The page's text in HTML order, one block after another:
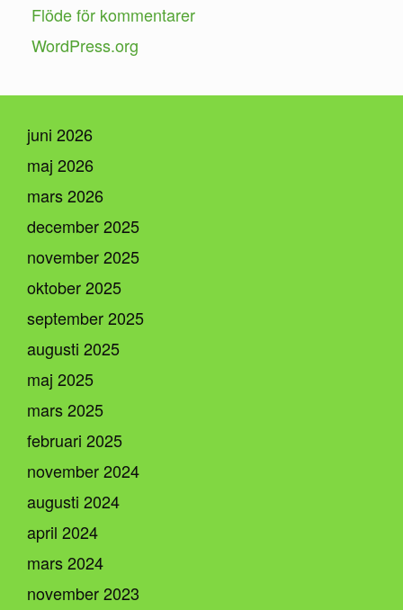
Flöde för kommentarer
WordPress.org
juni 2026
maj 2026
mars 2026
december 2025
november 2025
oktober 2025
september 2025
augusti 2025
maj 2025
mars 2025
februari 2025
november 2024
augusti 2024
april 2024
mars 2024
november 2023